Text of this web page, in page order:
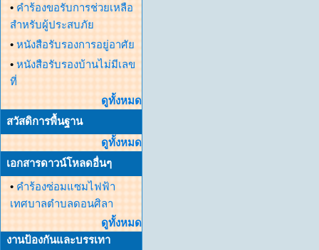
• คำร้องขอรับการช่วยเหลือ
สำหรับผู้ประสบภัย
• หนังสือรับรองการอยู่อาศัย
• หนังสือรับรองบ้านไม่มีเลข
ที่
ดูทั้งหมด
สวัสดิการพื้นฐาน
ดูทั้งหมด
เอกสารดาวน์โหลดอื่นๆ
• คำร้องซ่อมแซมไฟฟ้า
เทศบาลตำบลดอนศิลา
ดูทั้งหมด
งานป้องกันและบรรเทา